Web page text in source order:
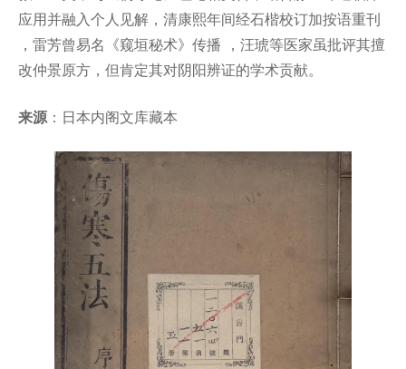
应用并融入个人见解，清康熙年间经石楷校订加按语重刊
，雷芳曾易名《窥垣秘术》传播 ，汪琥等医家虽批评其擅
改仲景原方，但肯定其对阴阳辨证的学术贡献。
来源：日本内阁文库藏本